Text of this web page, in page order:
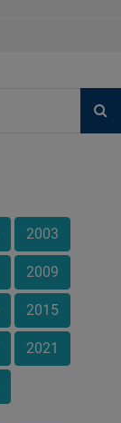
2003
2009
2015
2021